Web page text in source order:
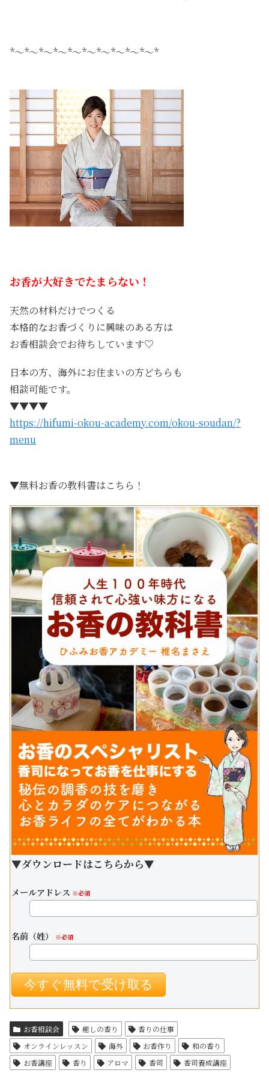
*～*～*～*～*～*～*～*～*～*～*
お香が大好きでたまらない！
天然の材料だけでつくる
本格的なお香づくりに興味のある方は
お香相談会でお待ちしています♡
日本の方、海外にお住まいの方どちらも
相談可能です。
▼▼▼▼
https://hifumi-okou-academy.com/okou-soudan/?
menu
▼無料お香の教科書はこちら！
▼ダウンロードはこちらから▼
メールアドレス ※必須
名前（姓） ※必須
お香相談会 癒しの香り
香りの仕事
オンラインレッスン
海外 お香作り
和の香り
お香講座
香り アロマ 香司 香司養成講座